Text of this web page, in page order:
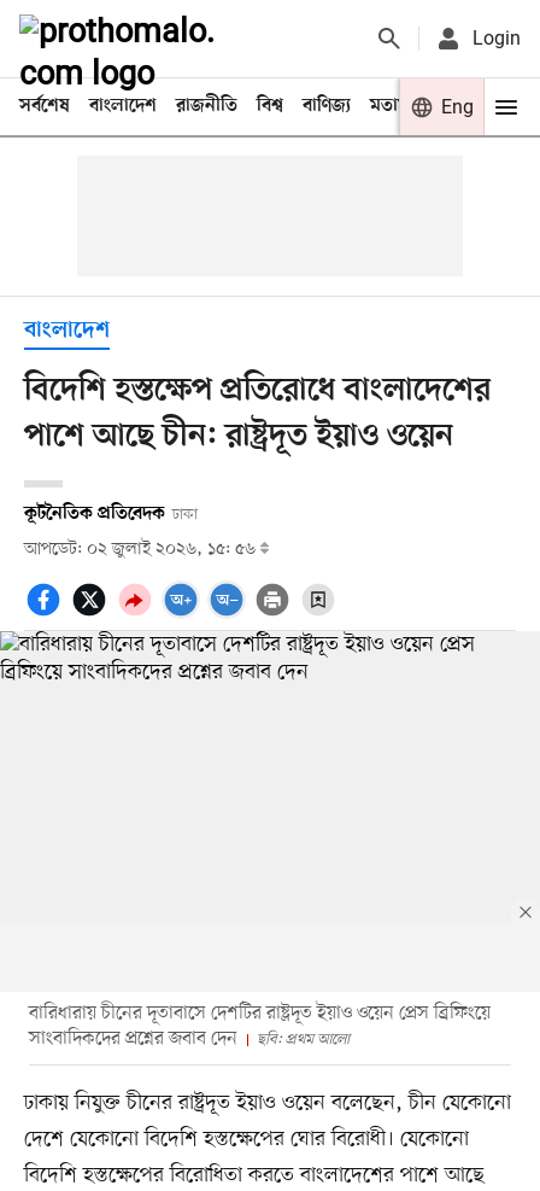
Login
সর্বশেষ বাংলাদেশ রাজনীতি বিশ্ব বাণিজ্য মতামত খেলা
Eng
বাংলাদেশ
বিদেশি হস্তক্ষেপ প্রতিরোধে বাংলাদেশের
পাশে আছে চীন: রাষ্ট্রদূত ইয়াও ওয়েন
কূটনৈতিক প্রতিবেদক ঢাকা
আপডেট: ০২ জুলাই ২০২৬, ১৫: ৫৬
বারিধারায় চীনের দূতাবাসে দেশটির রাষ্ট্রদূত ইয়াও ওয়েন প্রেস ব্রিফিংয়ে
সাংবাদিকদের প্রশ্নের জবাব দেন
ছবি: প্রথম আলো
ঢাকায় নিযুক্ত চীনের রাষ্ট্রদূত ইয়াও ওয়েন বলেছেন, চীন যেকোনো
দেশে যেকোনো বিদেশি হস্তক্ষেপের ঘোর বিরোধী। যেকোনো
বিদেশি হস্তক্ষেপের বিরোধিতা করতে বাংলাদেশের পাশে আছে